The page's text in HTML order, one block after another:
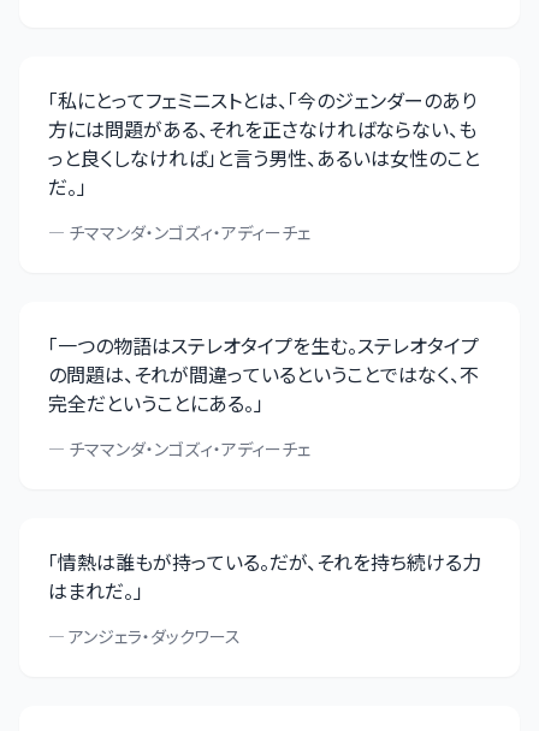
「私にとってフェミニストとは、「今のジェンダーのあり
方には問題がある、それを正さなければならない、も
っと良くしなければ」と言う男性、あるいは女性のこと
だ。」
— チママンダ・ンゴズィ・アディーチェ
「一つの物語はステレオタイプを生む。ステレオタイプ
の問題は、それが間違っているということではなく、不
完全だということにある。」
— チママンダ・ンゴズィ・アディーチェ
「情熱は誰もが持っている。だが、それを持ち続ける力
はまれだ。」
— アンジェラ・ダックワース